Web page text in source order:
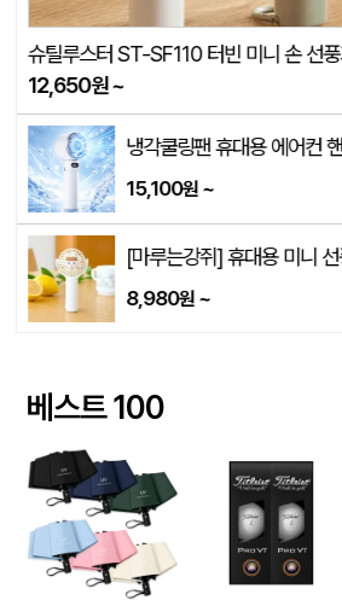
슈틸루스터 ST-SF110 터빈 미니 손 선
12,650원~
냉각쿨링팬 휴대용 에어컨
15,100원~
[마루는강쥐] 휴대용 미니
8,980원~
베스트 100